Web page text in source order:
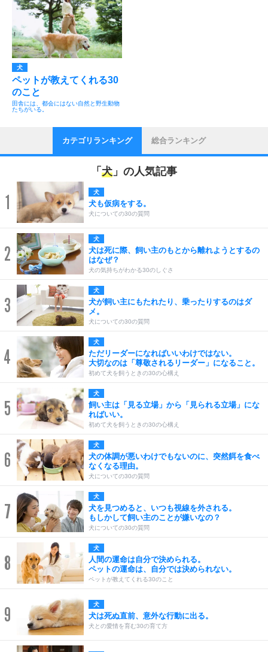
犬
ペットが教えてくれる30
のこと
田舎には、都会にはない自然と野生動物
たちがいる。
カテゴリランキング 総合ランキング
「 犬 」の人気記事
1 犬
犬も仮病をする。
犬についての30の質問
2
犬
犬は死に際、飼い主のもとから離れようとするの
はなぜ？
犬の気持ちがわかる30のしぐさ
3
犬
犬が飼い主にもたれたり、乗ったりするのはダ
メ。
犬についての30の質問
4
犬
ただリーダーになればいいわけではない。
大切なのは「尊敬されるリーダー」になること。
初めて犬を飼うときの30の心構え
5
犬
飼い主は「見る立場」から「見られる立場」にな
ればいい。
初めて犬を飼うときの30の心構え
6
犬
犬の体調が悪いわけでもないのに、突然餌を食べ
なくなる理由。
犬についての30の質問
7
犬
犬を見つめると、いつも視線を外される。
もしかして飼い主のことが嫌いなの？
犬についての30の質問
8
犬
人間の運命は自分で決められる。
ペットの運命は、自分では決められない。
ペットが教えてくれる30のこと
9 犬
犬は死ぬ直前、意外な行動に出る。
犬との愛情を育む30の育て方